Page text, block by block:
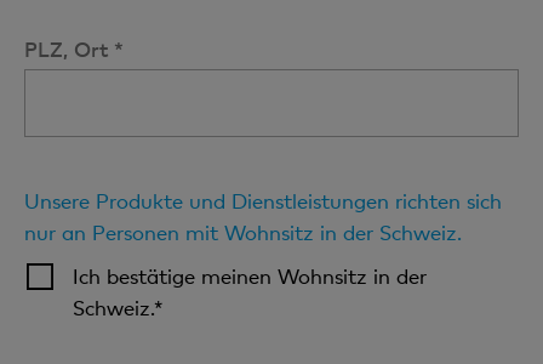
PLZ, Ort *
Unsere Produkte und Dienstleistungen richten sich
nur an Personen mit Wohnsitz in der Schweiz.
Ich bestätige meinen Wohnsitz in der
Schweiz.*